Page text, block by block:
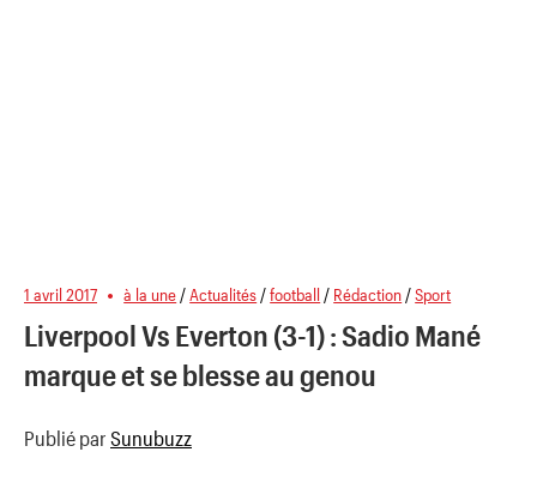
1 avril 2017 à la une /Actualités /football / Rédaction /Sport
Liverpool Vs Everton (3-1) : Sadio Mané
marque et se blesse au genou
Publié par Sunubuzz